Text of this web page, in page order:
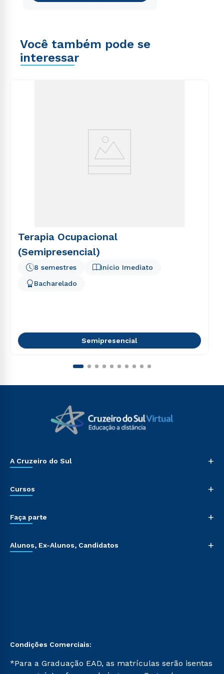
Você também pode se
interessar
Terapia Ocupacional
(Semipresencial)
Início Imediato
8 semestres
Bacharelado
Semipresencial
A Cruzeiro do Sul +
Cursos +
Faça parte +
Alunos, Ex-Alunos, Candidatos +
Condições Comerciais:
*Para a Graduação EAD, as matrículas serão isentas